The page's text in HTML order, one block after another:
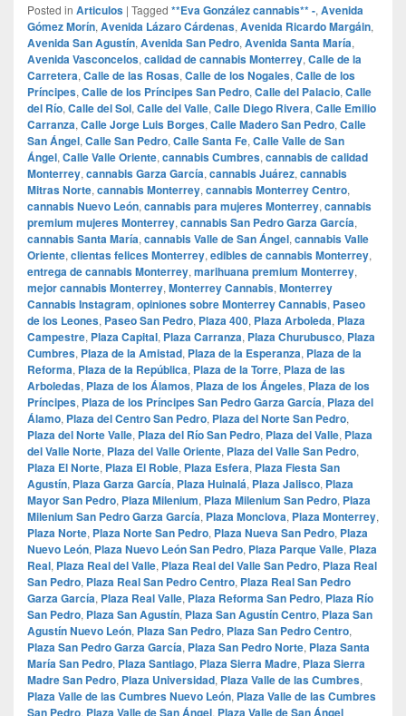
Posted in Articulos | Tagged **Eva González cannabis** -, Avenida
Gómez Morín, Avenida Lázaro Cárdenas, Avenida Ricardo Margáin,
Avenida San Agustín, Avenida San Pedro, Avenida Santa María,
Avenida Vasconcelos, calidad de cannabis Monterrey, Calle de la
Carretera, Calle de las Rosas, Calle de los Nogales, Calle de los
Príncipes, Calle de los Príncipes San Pedro, Calle del Palacio, Calle
del Río, Calle del Sol, Calle del Valle, Calle Diego Rivera, Calle Emilio
Carranza, Calle Jorge Luis Borges, Calle Madero San Pedro, Calle
San Ángel, Calle San Pedro, Calle Santa Fe, Calle Valle de San
Ángel, Calle Valle Oriente, cannabis Cumbres, cannabis de calidad
Monterrey, cannabis Garza García, cannabis Juárez, cannabis
Mitras Norte, cannabis Monterrey, cannabis Monterrey Centro,
cannabis Nuevo León, cannabis para mujeres Monterrey, cannabis
premium mujeres Monterrey, cannabis San Pedro Garza García,
cannabis Santa María, cannabis Valle de San Ángel, cannabis Valle
Oriente, clientas felices Monterrey, edibles de cannabis Monterrey,
entrega de cannabis Monterrey, marihuana premium Monterrey,
mejor cannabis Monterrey, Monterrey Cannabis, Monterrey
Cannabis Instagram, opiniones sobre Monterrey Cannabis, Paseo
de los Leones, Paseo San Pedro, Plaza 400, Plaza Arboleda, Plaza
Campestre, Plaza Capital, Plaza Carranza, Plaza Churubusco, Plaza
Cumbres, Plaza de la Amistad, Plaza de la Esperanza, Plaza de la
Reforma, Plaza de la República, Plaza de la Torre, Plaza de las
Arboledas, Plaza de los Álamos, Plaza de los Ángeles, Plaza de los
Príncipes, Plaza de los Príncipes San Pedro Garza García, Plaza del
Álamo, Plaza del Centro San Pedro, Plaza del Norte San Pedro,
Plaza del Norte Valle, Plaza del Río San Pedro, Plaza del Valle, Plaza
del Valle Norte, Plaza del Valle Oriente, Plaza del Valle San Pedro,
Plaza El Norte, Plaza El Roble, Plaza Esfera, Plaza Fiesta San
Agustín, Plaza Garza García, Plaza Huinalá, Plaza Jalisco, Plaza
Mayor San Pedro, Plaza Milenium, Plaza Milenium San Pedro, Plaza
Milenium San Pedro Garza García, Plaza Monclova, Plaza Monterrey,
Plaza Norte, Plaza Norte San Pedro, Plaza Nueva San Pedro, Plaza
Nuevo León, Plaza Nuevo León San Pedro, Plaza Parque Valle, Plaza
Real, Plaza Real del Valle, Plaza Real del Valle San Pedro, Plaza Real
San Pedro, Plaza Real San Pedro Centro, Plaza Real San Pedro
Garza García, Plaza Real Valle, Plaza Reforma San Pedro, Plaza Río
San Pedro, Plaza San Agustín, Plaza San Agustín Centro, Plaza San
Agustín Nuevo León, Plaza San Pedro, Plaza San Pedro Centro,
Plaza San Pedro Garza García, Plaza San Pedro Norte, Plaza Santa
María San Pedro, Plaza Santiago, Plaza Sierra Madre, Plaza Sierra
Madre San Pedro, Plaza Universidad, Plaza Valle de las Cumbres,
Plaza Valle de las Cumbres Nuevo León, Plaza Valle de las Cumbres
San Pedro, Plaza Valle de San Ángel, Plaza Valle de San Ángel